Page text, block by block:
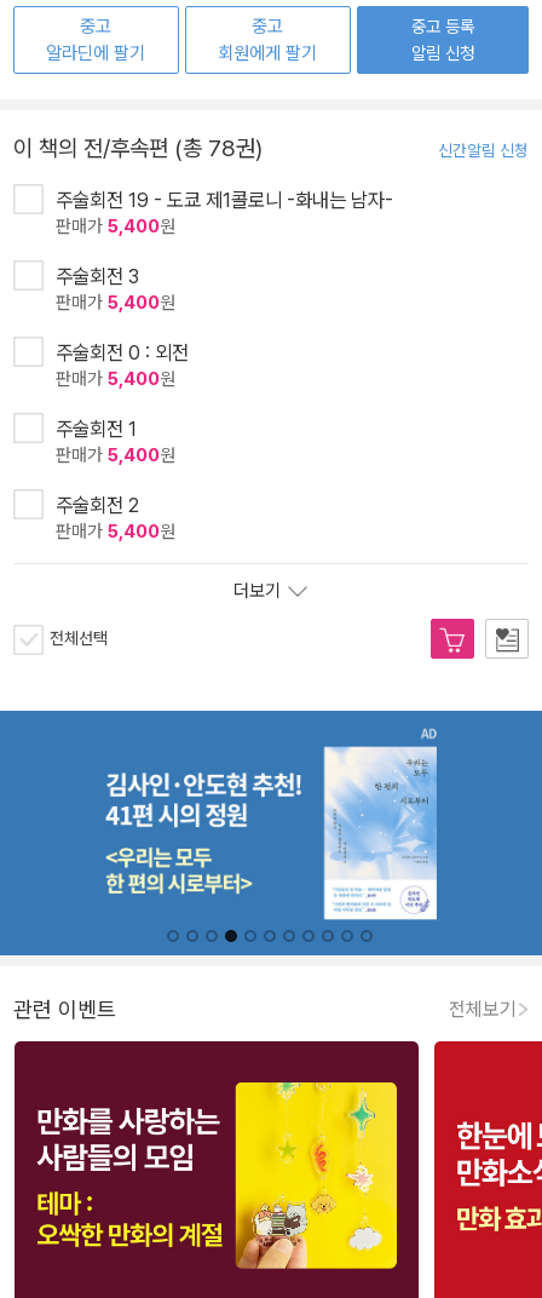
중고
알라딘에 팔기
중고
회원에게 팔기
중고 등록
알림 신청
이 책의 전/후속편 (총 78권) 신간알림 신청
주술회전 19 - 도쿄 제1콜로니 -화내는 남자-
판매가 5,400원
주술회전 3
판매가 5,400원
주술회전 0 : 외전
판매가 5,400원
주술회전 1
판매가 5,400원
주술회전 2
판매가 5,400원
더보기
전체선택
관련 이벤트 전체보기